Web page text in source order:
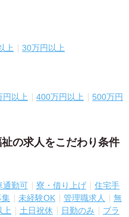
上 30万円以上
円以上 400万円以上
500万円
の求人をこだわり条件
通勤可 寮・借り上げ
住宅手
集 未経験OK 管理職求人
無
上 土日祝休 日勤のみ
ブラ